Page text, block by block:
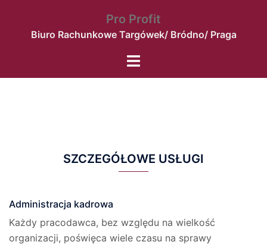
Pro Profit
Biuro Rachunkowe Targówek/ Bródno/ Praga
Menu
SZCZEGÓŁOWE USŁUGI
Administracja kadrowa
Każdy pracodawca, bez względu na wielkość
organizacji, poświęca wiele czasu na sprawy